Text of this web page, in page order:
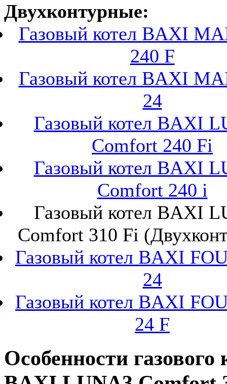
Двухконтурные:
Газовый котел BAXI
240 F
Газовый котел BAXI
24
Газовый котел BAXI
Comfort 240 Fi
Газовый котел BAXI
Comfort 240 i
Газовый котел BAXI
Comfort 310 Fi
Газовый котел BAXI
24
Газовый котел BAXI
24 F
Особенности газового